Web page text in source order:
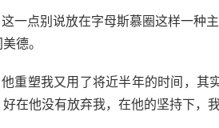
这一点别说放在字母斯慕圈这样一种
德。
他重塑我又用了将近半年的时间，其
好在他没有放弃我，在他的坚持下，